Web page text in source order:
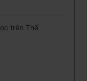
trên Thế